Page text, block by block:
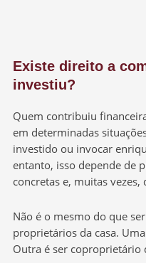
Existe direito a
investiu?
Quem contribuiu
em determinadas
investido ou invocar
entanto, isso depende de
concretas e, muitas vezes,
Não é o mesmo do que
proprietários da casa.
Outra é ser coproprietário